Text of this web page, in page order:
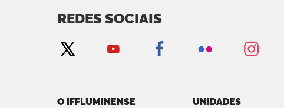
REDES SOCIAIS
O IFFLUMINENSE UNIDADES